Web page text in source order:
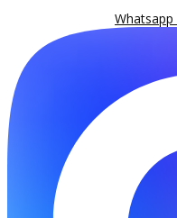
Whatsapp